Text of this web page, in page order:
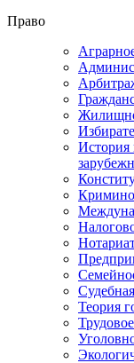
Право
История
Теория